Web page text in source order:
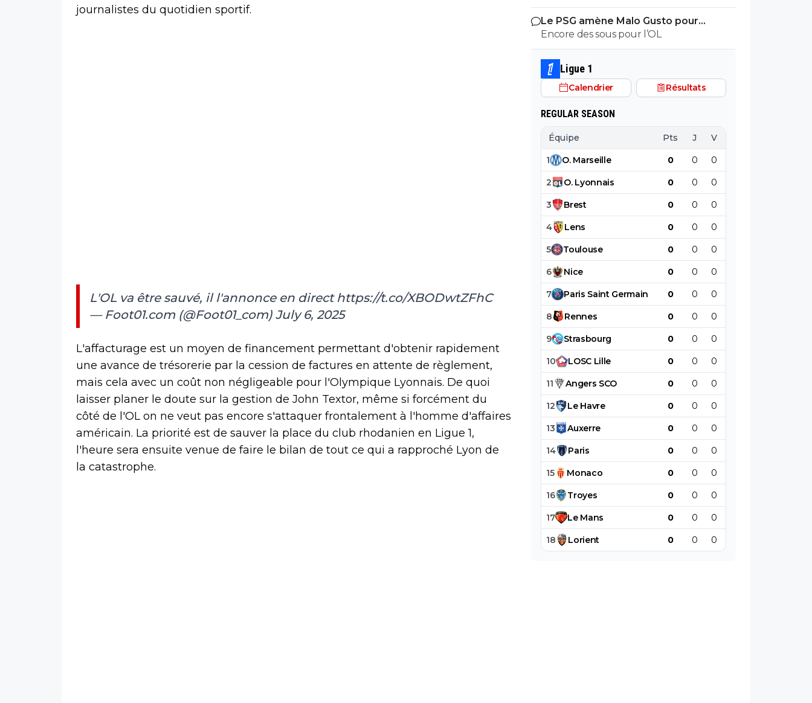
journalistes du quotidien sportif.
L'OL va être sauvé, il l'annonce en direct https://t.co/XBODwtZFhC
— Foot01.com (@Foot01_com) July 6, 2025
L'affacturage est un moyen de financement permettant d'obtenir rapidement
une avance de trésorerie par la cession de factures en attente de règlement,
mais cela avec un coût non négligeable pour l'Olympique Lyonnais. De quoi
laisser planer le doute sur la gestion de John Textor, même si forcément du
côté de l'OL on ne veut pas encore s'attaquer frontalement à l'homme d'affaires
américain. La priorité est de sauver la place du club rhodanien en Ligue 1,
l'heure sera ensuite venue de faire le bilan de tout ce qui a rapproché Lyon de
la catastrophe.
suivrait pas de très près. Bref... Quand
l'équipe sera complète... ce sera beaucoup
mieux.
Le PSG amène Malo Gusto pour
concurrencer Hakimi
Encore des sous pour l’OL
Ligue 1
Calendrier Résultats
REGULAR SEASON
Équipe Pts J V
1 O. Marseille 0 0 0
2 O. Lyonnais 0 0 0
3 Brest 0 0 0
4 Lens 0 0 0
5 Toulouse 0 0 0
6 Nice 0 0 0
7 Paris Saint Germain 0 0 0
8 Rennes 0 0 0
9 Strasbourg 0 0 0
10 LOSC Lille 0 0 0
11 Angers SCO 0 0 0
12 Le Havre 0 0 0
13 Auxerre 0 0 0
14 Paris 0 0 0
15 Monaco 0 0 0
16 Troyes 0 0 0
17 Le Mans 0 0 0
18 Lorient 0 0 0